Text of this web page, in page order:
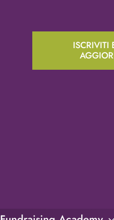
ISCRIVITI